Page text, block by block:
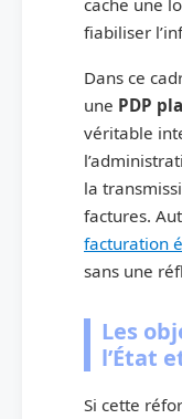
fiabiliser
Dans ce
une PDP
véritable
la
factures.
facturation
sans une
Les
l’État
Si cette